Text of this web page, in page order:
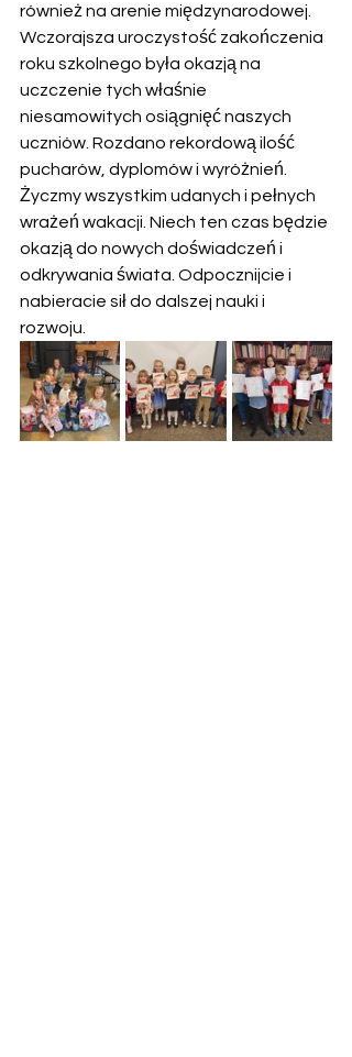
również na arenie międzynarodowej.
Wczorajsza uroczystość zakończenia
roku szkolnego była okazją na
uczczenie tych właśnie
niesamowitych osiągnięć naszych
uczniów. Rozdano rekordową ilość
pucharów, dyplomów i wyróżnień.
Życzmy wszystkim udanych i pełnych
wrażeń wakacji. Niech ten czas będzie
okazją do nowych doświadczeń i
odkrywania świata. Odpocznijcie i
nabieracie sił do dalszej nauki i
rozwoju.